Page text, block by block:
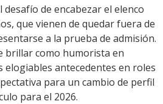
Link
de encabezar el elenco
que vienen de quedar fuera de
a la prueba de admisión.
brillar como humorista en
elogiables antecedentes en roles
para un cambio de perfil
para el 2026.